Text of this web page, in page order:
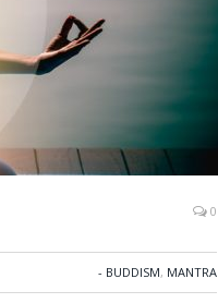
0
- BUDDISM, MANTRA